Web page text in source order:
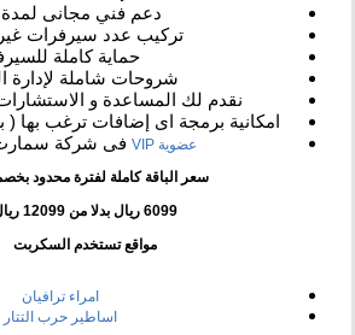
دعم فني مجانى
تركيب عدد سيرفرات
حماية كاملة
شروحات شاملة لإدارة
نقدم لك المساعدة و
امكانية برمجة اى إضافات ترغب
عضوية VIP فى شركة
سعر الباقة كاملة لفترة محدود بخصم
6099 ريال بدلا من 12099 ريال
مواقع تستخدم السكربت
امراء ترافيان
اساطير حرب التتار